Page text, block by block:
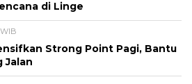
di Linge
Strong Point Pagi, Bantu
Jalan